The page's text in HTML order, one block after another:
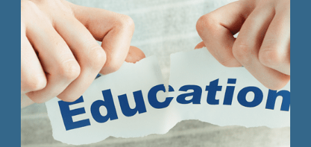
nr.2
Codlea